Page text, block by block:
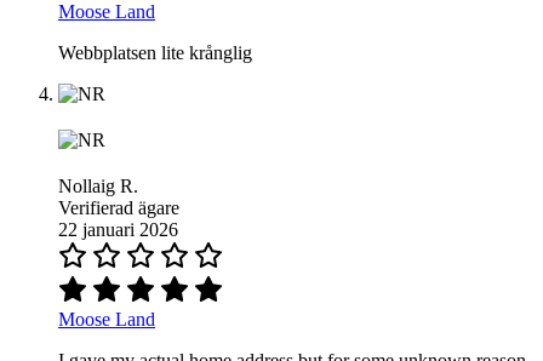
Moose Land
Webbplatsen lite krånglig
Nollaig R.
Verifierad ägare
22 januari 2026
Moose Land